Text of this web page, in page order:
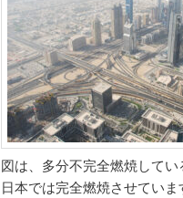
図は、多分不完全燃焼してい
日本では完全燃焼させてい